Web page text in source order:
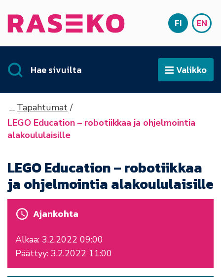
Etusivu SUOMI
FI EN
Hae sivuilta AvaaValikko
Tapahtumat
LEGO Education – robotiikkaa ja ohjelmointia
alakoululaisille
LEGO Education – robotiikkaa
ja ohjelmointia alakoululaisille
Ajankohta
Alkaa: 3.2.2022 09:00
Päättyy: 3.2.2022 11:00